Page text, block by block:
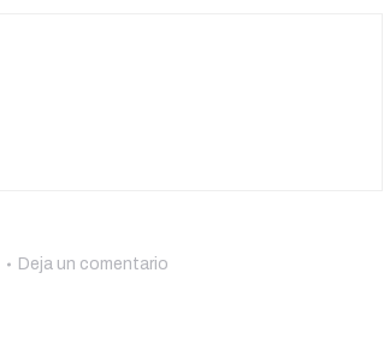
Deja un comentario